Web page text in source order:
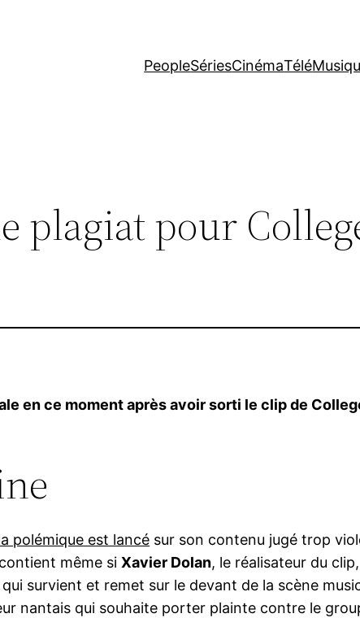
PeopleSériesCinémaTélé
plagiat pour
en ce moment après avoir sorti le clip de
polémique est lancé sur son contenu jugé trop
contient même siXavier Dolan, le réalisateur du
survient et remet sur le devant de la scène
nantais qui souhaite porter plainte contre le